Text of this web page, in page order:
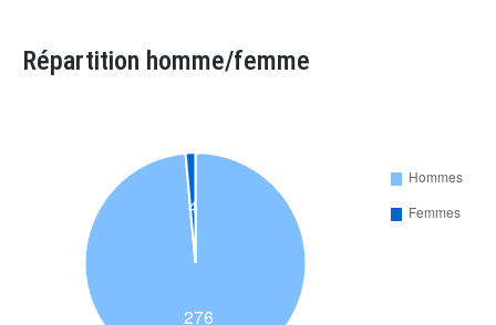
Répartition homme/femme